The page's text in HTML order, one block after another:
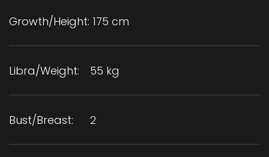
Growth/Height: 175 cm
Libra/Weight: 55 kg
Bust/Breast: 2